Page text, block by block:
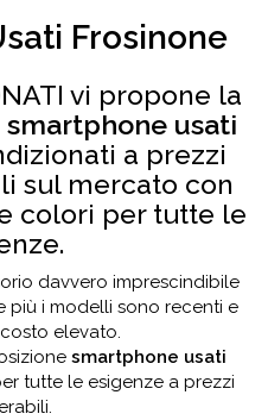
Frosinone
vi propone la
smartphone usati
a prezzi
sul mercato con
colori per tutte le
davvero imprescindibile
più i modelli sono recenti e
elevato.
smartphone usati
tutte le esigenze a prezzi